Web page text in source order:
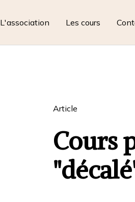
L'association Les cours
Article
Cours